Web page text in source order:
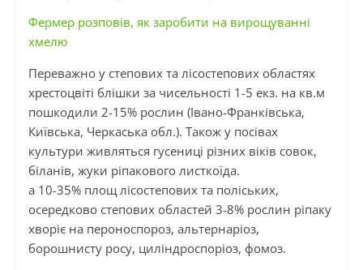
Фермер розповів, як заробити на вирощуванні
хмелю
Переважно у степових та лісостепових областях
хрестоцвіті блішки за чисельності 1-5 екз. на кв.м
пошкодили 2-15% рослин (Івано-Франківська,
Київська, Черкаська обл.). Також у посівах
культури живляться гусениці різних віків совок,
біланів, жуки ріпакового листкоїда.
а 10-35% площ лісостепових та поліських,
осередково степових областей 3-8% рослин ріпаку
хворіє на пероноспороз, альтернаріоз,
борошнисту росу, циліндроспоріоз, фомоз.